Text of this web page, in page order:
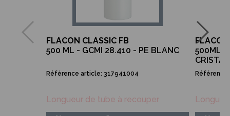
FLACON CLASSIC FB
500 ML - GCMI 28.410 - PE BLANC
Référence article: 317941004
Longueur de tube à recouper
500ML -
CRISTAL